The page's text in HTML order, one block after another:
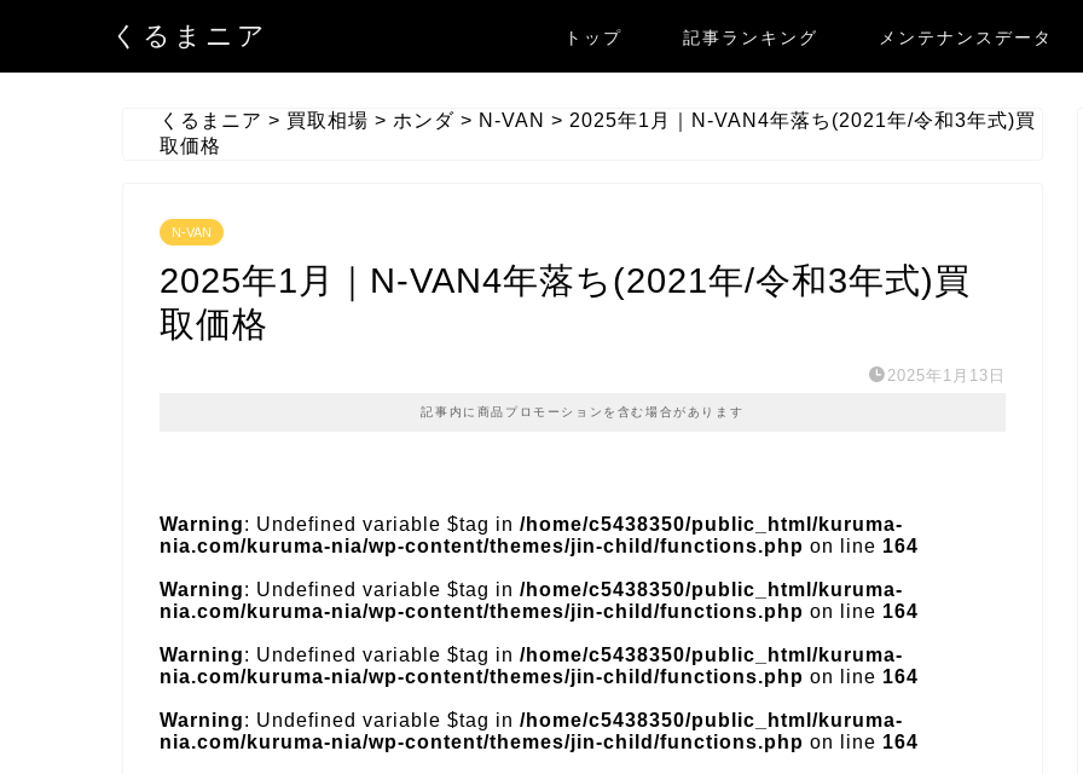
くるまニア トップ 記事ランキング メンテナンスデータ
くるまニア > 買取相場 > ホンダ > N-VAN > 2025年1月｜N-VAN4年落ち(2021年/令和3年式)買
取価格
N-VAN
2025年1月｜N-VAN4年落ち(2021年/令和3年式)買
取価格
2025年1月13日
記事内に商品プロモーションを含む場合があります
Warning: Undefined variable $tag in /home/c5438350/public_html/kuruma-
nia.com/kuruma-nia/wp-content/themes/jin-child/functions.php on line 164
Warning: Undefined variable $tag in /home/c5438350/public_html/kuruma-
nia.com/kuruma-nia/wp-content/themes/jin-child/functions.php on line 164
Warning: Undefined variable $tag in /home/c5438350/public_html/kuruma-
nia.com/kuruma-nia/wp-content/themes/jin-child/functions.php on line 164
Warning: Undefined variable $tag in /home/c5438350/public_html/kuruma-
nia.com/kuruma-nia/wp-content/themes/jin-child/functions.php on line 164